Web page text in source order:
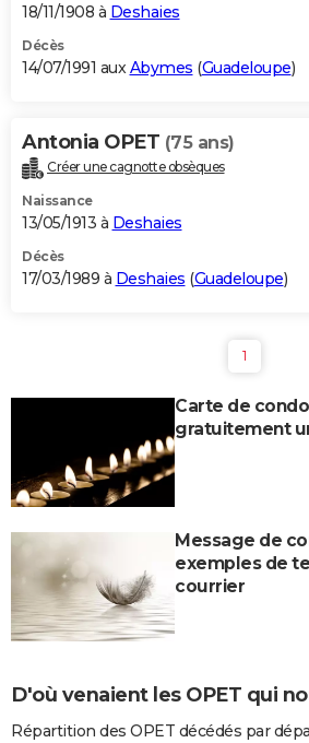
18/11/1908 à Deshaies
Décès
14/07/1991 auxAbymes (Guadeloupe)
Antonia OPET (75 ans)
Créer une cagnotte obsèques
Naissance
13/05/1913 à Deshaies
Décès
17/03/1989 à Deshaies (Guadeloupe)
1
Carte de
gratuitement
Message de
exemples de
courrier
D'où venaient les OPET qui
Répartition des OPET décédés par